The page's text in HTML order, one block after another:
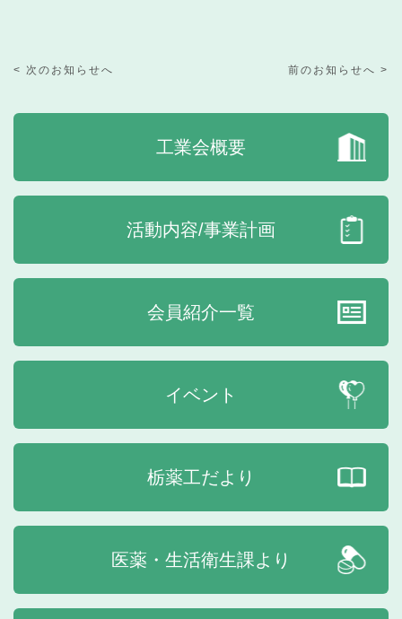
< 次のお知らせへ 前のお知らせへ >
工業会概要
活動内容/事業計画
会員紹介一覧
イベント
栃薬工だより
医薬・生活衛生課より